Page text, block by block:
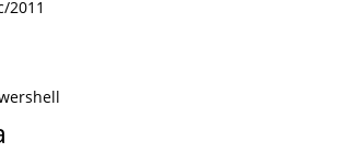
2011